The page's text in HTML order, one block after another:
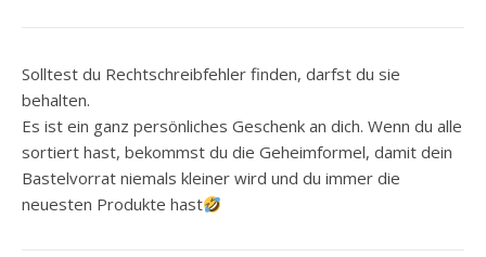
Solltest du Rechtschreibfehler finden, darfst du sie
behalten.
Es ist ein ganz persönliches Geschenk an dich. Wenn du alle
sortiert hast, bekommst du die Geheimformel, damit dein
Bastelvorrat niemals kleiner wird und du immer die
neuesten Produkte hast